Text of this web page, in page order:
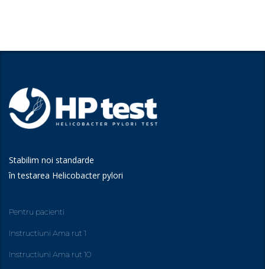
Stabilim noi standarde
în testarea Helicobacter pylori
Pentru pacienti
Instructiuni Ama rut 1
Instructiuni Ama rut 10